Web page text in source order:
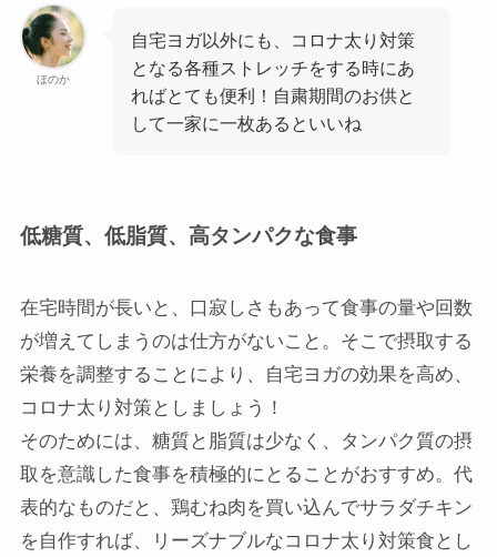
ほのか
自宅ヨガ以外にも、コロナ太り対策
となる各種ストレッチをする時にあ
ればとても便利！自粛期間のお供と
して一家に一枚あるといいね
低糖質、低脂質、高タンパクな食事
在宅時間が長いと、口寂しさもあって食事の量や回数
が増えてしまうのは仕方がないこと。そこで摂取する
栄養を調整することにより、自宅ヨガの効果を高め、
コロナ太り対策としましょう！
そのためには、糖質と脂質は少なく、タンパク質の摂
取を意識した食事を積極的にとることがおすすめ。代
表的なものだと、鶏むね肉を買い込んでサラダチキン
を自作すれば、リーズナブルなコロナ太り対策食とし